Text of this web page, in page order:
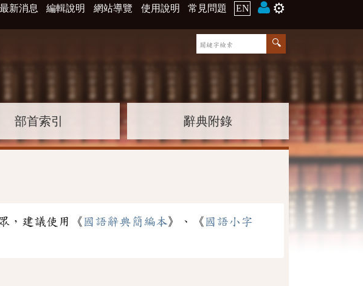
最新消息 編輯說明 網站導覽 使用說明 常見問題 EN ⚙️
部首索引 辭典附錄
，建議使用《 國語辭典簡編本》、《 國語小字